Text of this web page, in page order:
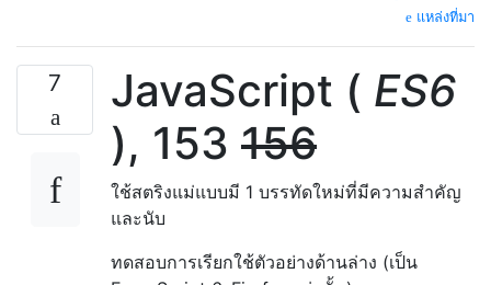
แหล่งที่มา
7 JavaScript ( ES6
), 153 156
ใช้สตริงแม่แบบมี 1 บรรทัดใหม่ที่มีความสำคัญ
และนับ
ทดสอบการเรียกใช้ตัวอย่างด้านล่าง (เป็น